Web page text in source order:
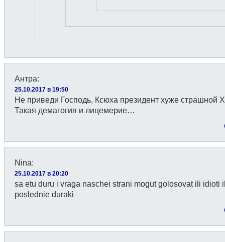
Антра:
25.10.2017 в 19:50
Не приведи Господь, Ксюха президент хуже страшной
Такая демагогия и лицемерие…
Nina:
25.10.2017 в 20:20
sa etu duru i vraga naschei strani mogut golosovat ili idioti
poslednie duraki